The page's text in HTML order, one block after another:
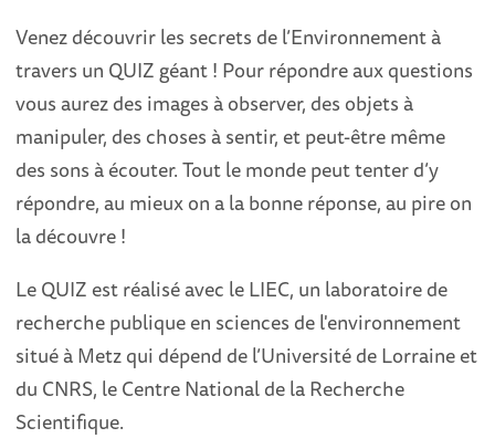
Venez découvrir les secrets de l’Environnement à
travers un QUIZ géant ! Pour répondre aux questions
vous aurez des images à observer, des objets à
manipuler, des choses à sentir, et peut-être même
des sons à écouter. Tout le monde peut tenter d’y
répondre, au mieux on a la bonne réponse, au pire on
la découvre !
Le QUIZ est réalisé avec le LIEC, un laboratoire de
recherche publique en sciences de l'environnement
situé à Metz qui dépend de l’Université de Lorraine et
du CNRS, le Centre National de la Recherche
Scientifique.